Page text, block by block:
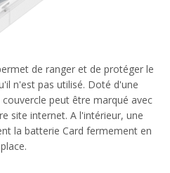
de ranger et de protéger le
n'est pas utilisé. Doté d'une
peut être marqué avec
site internet. A l'intérieur, une
la batterie Card fermement en
place.